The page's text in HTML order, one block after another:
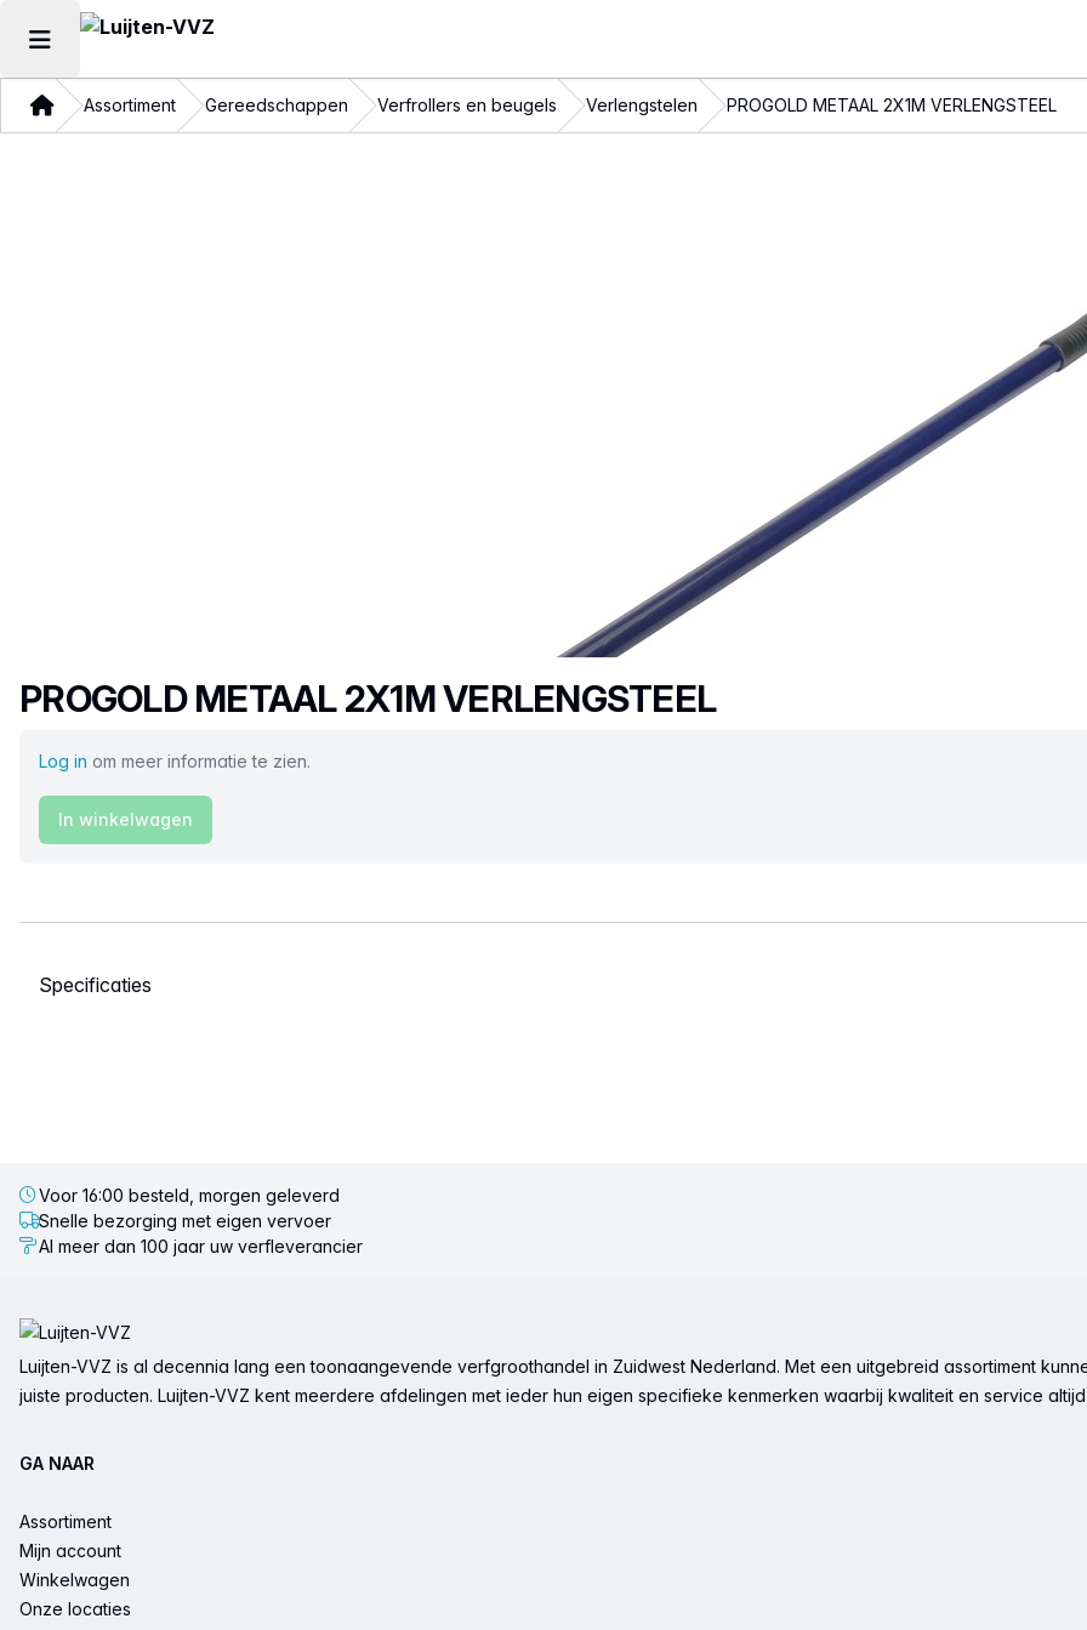
Hoofdmenu openen
ThuisAssortiment Gereedschappen Verfrollers en beugels Verlengstelen PROGOLD METAAL 2X1M VERLENGSTEEL
Productnaam
PROGOLD METAAL 2X1M VERLENGSTEEL
Log in om meer informatie te zien.
In winkelwagen
Selecteer een tabblad
Voor 16:00 besteld, morgen geleverd
Snelle bezorging met eigen vervoer
Al meer dan 100 jaar uw verfleverancier
Luijten-VVZ is al decennia lang een toonaangevende verfgroothandel in Zuidwest Nederland. Met een uitgebreid assortiment
juiste producten. Luijten-VVZ kent meerdere afdelingen met ieder hun eigen specifieke kenmerken waarbij kwaliteit en service
GA NAAR
Assortiment
Mijn account
Winkelwagen
Onze locaties